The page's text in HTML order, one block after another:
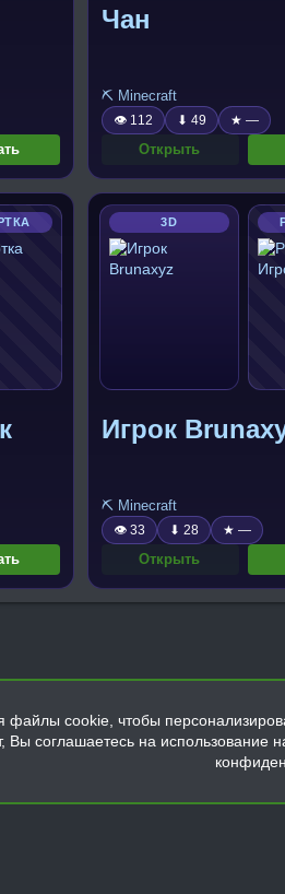
Чан
⛏️ Minecraft
👁 112 ⬇ 49 ★ —
Открыть
3D
Игрок
⛏️ Minecraft
👁 33 ⬇ 28 ★ —
Открыть
cookie, чтобы
Вы соглашаетесь на